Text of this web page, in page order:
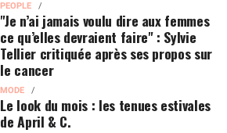
PEOPLE
"Je n’ai jamais voulu dire aux femmes
ce qu’elles devraient faire" : Sylvie
Tellier critiquée après ses propos sur
le cancer
MODE
Le look du mois : les tenues estivales
de April & C.